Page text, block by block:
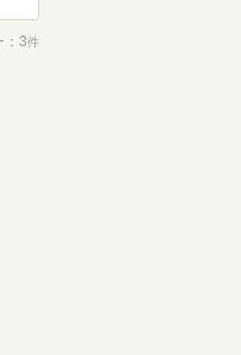
3件